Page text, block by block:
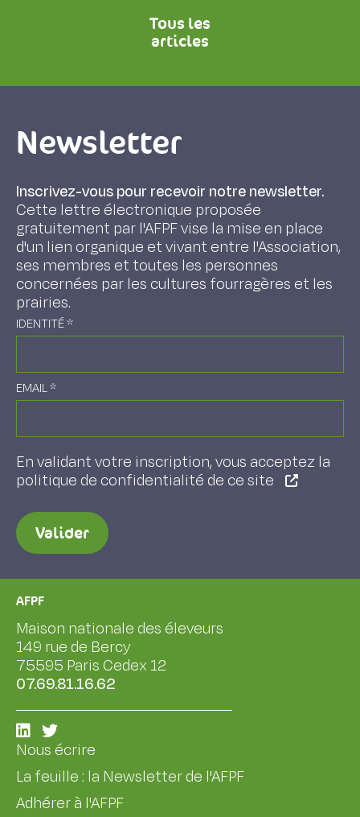
Tous les
articles
Newsletter
Inscrivez-vous pour recevoir notre newsletter.
Cette lettre électronique proposée
gratuitement par l'AFPF vise la mise en place
d'un lien organique et vivant entre l'Association,
ses membres et toutes les personnes
concernées par les cultures fourragères et les
prairies.
IDENTITÉ*
EMAIL*
En validant votre inscription, vous acceptez la
politique de confidentialité de ce site
Valider
AFPF
Maison nationale des éleveurs
149 rue de Bercy
75595 Paris Cedex 12
07.69.81.16.62
Nous écrire
La feuille : la Newsletter de l'AFPF
Adhérer à l'AFPF